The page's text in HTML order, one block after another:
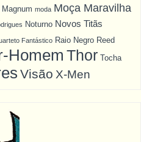
Magnum moda Moça Maravilha
Noturno Novos Titãs
Fantástico Raio Negro Reed
Homem Thor Tocha
Visão X-Men